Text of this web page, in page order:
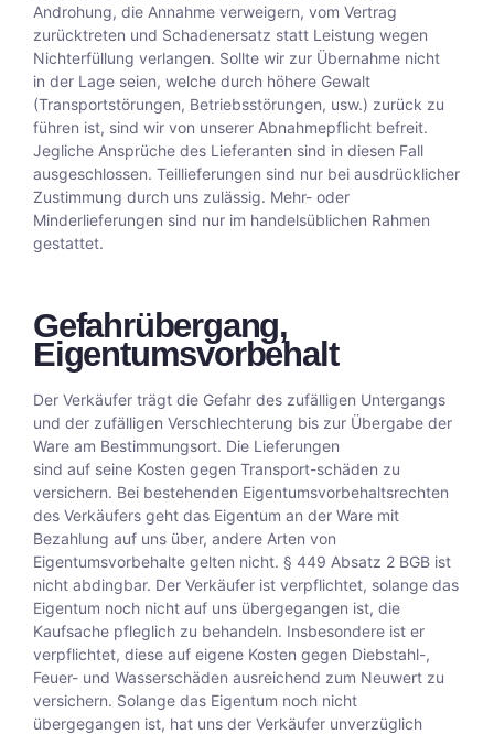
Androhung, die Annahme verweigern, vom Vertrag
zurücktreten und Schadenersatz statt Leistung wegen
Nichterfüllung verlangen. Sollte wir zur Übernahme nicht
in der Lage seien, welche durch höhere Gewalt
(Transportstörungen, Betriebsstörungen, usw.) zurück zu
führen ist, sind wir von unserer Abnahmepflicht befreit.
Jegliche Ansprüche des Lieferanten sind in diesen Fall
ausgeschlossen. Teillieferungen sind nur bei ausdrücklicher
Zustimmung durch uns zulässig. Mehr- oder
Minderlieferungen sind nur im handelsüblichen Rahmen
gestattet.
Gefahrübergang,
Eigentumsvorbehalt
Der Verkäufer trägt die Gefahr des zufälligen Untergangs
und der zufälligen Verschlechterung bis zur Übergabe der
Ware am Bestimmungsort. Die Lieferungen
sind auf seine Kosten gegen Transport-schäden zu
versichern. Bei bestehenden Eigentumsvorbehaltsrechten
des Verkäufers geht das Eigentum an der Ware mit
Bezahlung auf uns über, andere Arten von
Eigentumsvorbehalte gelten nicht. § 449 Absatz 2 BGB ist
nicht abdingbar. Der Verkäufer ist verpflichtet, solange das
Eigentum noch nicht auf uns übergegangen ist, die
Kaufsache pfleglich zu behandeln. Insbesondere ist er
verpflichtet, diese auf eigene Kosten gegen Diebstahl-,
Feuer- und Wasserschäden ausreichend zum Neuwert zu
versichern. Solange das Eigentum noch nicht
übergegangen ist, hat uns der Verkäufer unverzüglich